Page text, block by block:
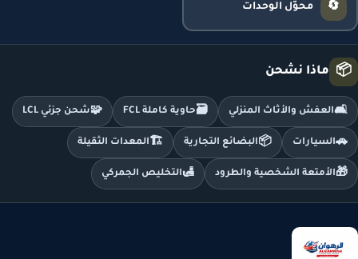
🔄 محوّل الوحدات
📦 ماذا نشحن
🛋️العفش والأثاث المنزلي 🗃️حاوية كاملة FCL 🧩شحن جزئي LCL
🚗السيارات 📦البضائع التجارية 🏗️المعدات الثقيلة
🎁الأمتعة الشخصية والطرود 🛃التخليص الجمركي